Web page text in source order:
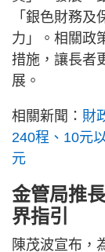
「銀色財務
力」。相關政
措施，讓長者
展。
相關新聞： 財
240程、10元
元
金管局推
界指引
陳茂波宣布，